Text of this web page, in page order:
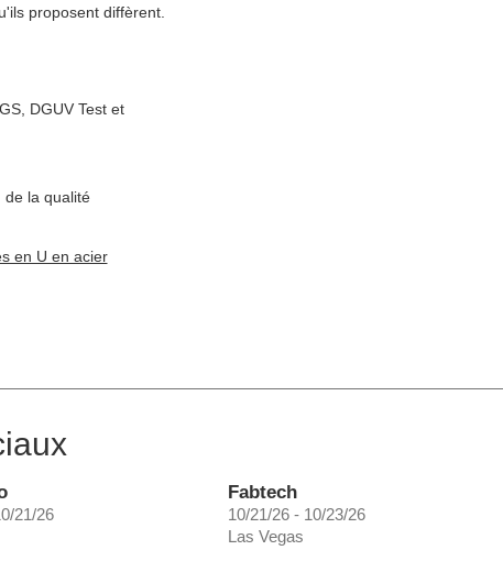
proposent diffèrent.
DGUV Test et
de la qualité
en U en acier
21/26
Fabtech
10/21/26 - 10/23/26
Las Vegas